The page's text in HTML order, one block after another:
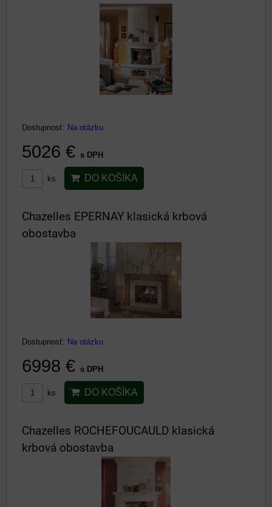
Dostupnosť: Na otázku
5026 € s DPH
ks DO KOŠÍKA
Chazelles EPERNAY klasická krbová
obostavba
Dostupnosť: Na otázku
6998 € s DPH
ks DO KOŠÍKA
Chazelles ROCHEFOUCAULD klasická
krbová obostavba